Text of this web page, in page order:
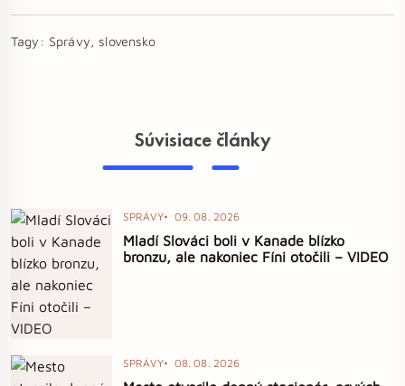
Tagy: Správy, slovensko
Súvisiace články
SPRÁVY 09. 08. 2026
Mladí Slováci boli v Kanade blízko
bronzu, ale nakoniec Fíni otočili – VIDEO
SPRÁVY 08. 08. 2026